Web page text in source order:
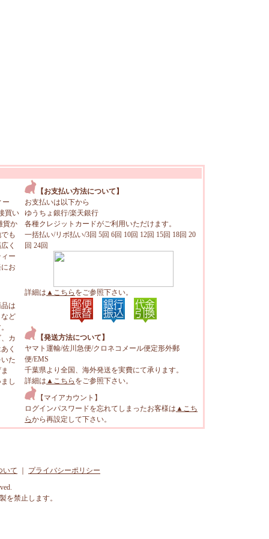
ー
買い
貨か
も
く
ー
お
は
ど
カ
く
た
し
【お支払い方法について】
お支払いは以下から
ゆうちょ銀行/楽天銀行
各種クレジットカードがご利用いただけます。
一括払い/リボ払い/3回 5回 6回 10回 12回 15回 18回 20
回 24回
詳細は ▲こちら をご参照下さい。
【発送方法について】
ヤマト運輸/佐川急便/クロネコメール便定形外郵
便/EMS
千葉県より全国、海外発送を実費にて承ります。
詳細は ▲こちら をご参照下さい。
【マイアカウント】
ログインパスワードを忘れてしまったお客様は ▲こち
らから再設定して下さい。
いて
プライバシーポリシー
を禁止します。